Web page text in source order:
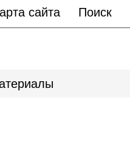
сайта Поиск